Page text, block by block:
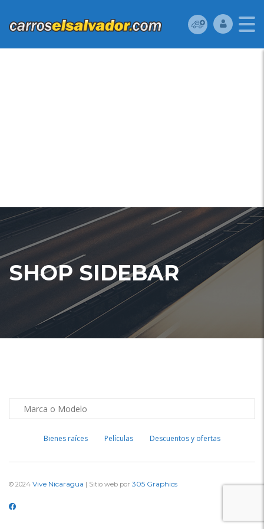
SHOP SIDEBAR
Bienes raíces Películas Descuentos y ofertas
© 2024 Vive Nicaragua | Sitio web por 305 Graphics